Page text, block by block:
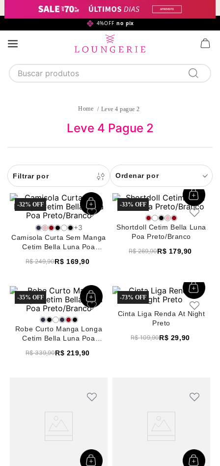
4%OFF no pix
Buscar produtos
5
sutiã calcinha
algodão
7
renda
pijama
sutiã renda
body
Leve 4 pague 2
Leve 4 Pague 2
Ordenar por
-32%
Camisola Curta Sem Manga
Cetim Bella Luna Poa
R$ 249,90R$ 169,90
+3
-33%
Shortdoll Cetim Bella Luna
Poa Preto/Branco
R$ 269,90R$ 179,90
-35%
Robe Curto Manga Longa
Cetim Bella Luna Poa
R$ 339,90R$ 219,90
-73%
Cinta Liga Renda At Night
Preto
R$ 109,90R$ 29,90